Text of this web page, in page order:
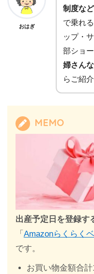
おはぎ
制度な
で乗れ
ップ・
部ショ
婦さん
らご紹
MEMO
出産予定日を登録す
「 Amazonらくらく
です。
お買い物金額合